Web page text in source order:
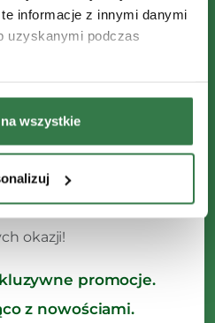
informacje z innymi danymi
uzyskanymi podczas
wszystkie
Newslettera
okazji!
promocje.
z nowościami.